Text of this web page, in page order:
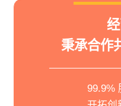
秉承合作
99.9%